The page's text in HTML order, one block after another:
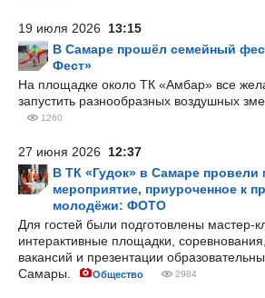
19 июля 2026 13:15
В Самаре прошёл семейный
Фест»
На площадке около ТК «Амбар» все
запустить разнообразных воздушных
1260
27 июня 2026 12:37
В ТК «Гудок» в Самаре провели
мероприятие, приуроченное к
молодёжи: ФОТО
Для гостей были подготовлены мастер-
интерактивные площадки,
вакансий и презентации
Самары.
Общество 2984